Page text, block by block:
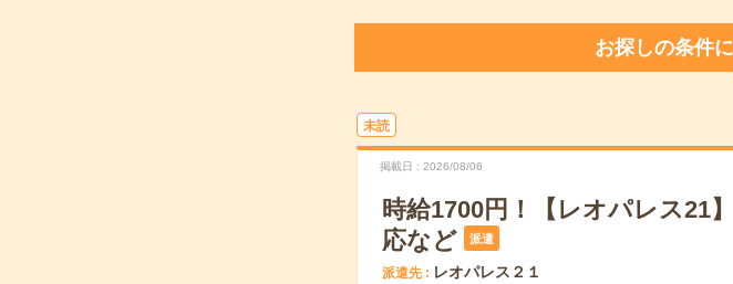
お探しの条件
未読
掲載日 2026/08/06
時給1700円！【レオパレス21
応など
派遣
派遣先 レオパレス２１